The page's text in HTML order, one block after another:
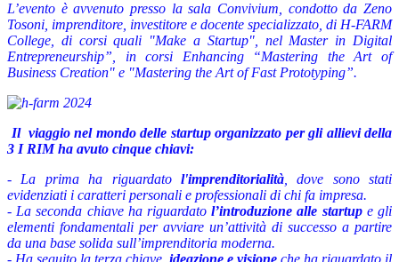
L’evento è avvenuto presso la sala Convivium, condotto da Zeno
Tosoni, imprenditore, investitore e docente specializzato, di H-FARM
College, di corsi quali "Make a Startup", nel Master in Digital
Entrepreneurship”, in corsi Enhancing “Mastering the Art of
Business Creation" e "Mastering the Art of Fast Prototyping”.
Il viaggio nel mondo delle startup organizzato per gli allievi della
3 I RIM ha avuto cinque chiavi:
- La prima ha riguardato l'imprenditorialità, dove sono stati
evidenziati i caratteri personali e professionali di chi fa impresa.
- La seconda chiave ha riguardatol’introduzione alle startup e gli
elementi fondamentali per avviare un’attività di successo a partire
da una base solida sull’imprenditoria moderna.